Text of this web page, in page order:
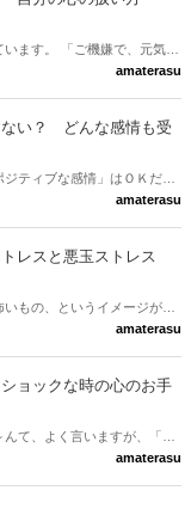
ます。 「ご機嫌で、元気い
時もありますよね。 人間です
amaterasu
ない？ どんな感情も受
ティブな感情」はＯＫだけ
た「ネガティブな感情」は、
な「ネガティブ感情」につ
amaterasu
レスと悪玉ストレス
もの、というイメージが強
「善玉ストレス」というの
です。
amaterasu
ョックな時の心のお手
て、よく言いますが、「そ
いう方、結構多いのではない
amaterasu